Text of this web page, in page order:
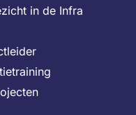
in de Infra